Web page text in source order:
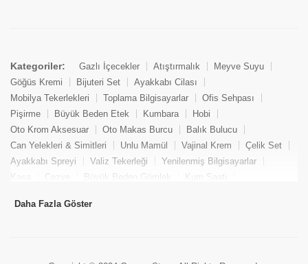
Kategoriler: Gazlı İçecekler Atıştırmalık
Meyve Suyu
Göğüs Kremi
Bijuteri Set
Ayakkabı Cilası
Mobilya Tekerlekleri
Toplama Bilgisayarlar
Ofis Sehpası
Pişirme
Büyük Beden Etek Kumbara
Hobi
Oto Krom Aksesuar
Oto Makas Burcu
Balık Bulucu
Can Yelekleri & Simitleri
Unlu Mamül Vajinal Krem
Çelik Set
Ayakkabı Spreyi
Valiz Tekerleği
Yenilenmiş Bilgisayarlar
Kasa
Cezve Büyük Beden Gömlek
Kum Saati
Tekne Bağlama & Demirleme
Daha Fazla Göster